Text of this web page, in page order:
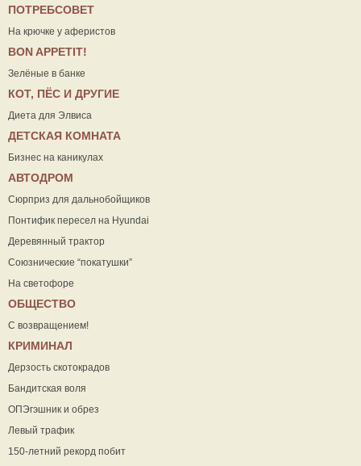
ПОТРЕБСОВЕТ
На крючке у аферистов
ВON APPETIT!
Зелёные в банке
КОТ, ПЁС И ДРУГИЕ
Диета для Элвиса
ДЕТСКАЯ КОМНАТА
Бизнес на каникулах
АВТОДРОМ
Сюрприз для дальнобойщиков
Понтифик пересел на Hyundai
Деревянный трактор
Союзнические “покатушки”
На светофоре
ОБЩЕСТВО
С возвращением!
КРИМИНАЛ
Дерзость скотокрадов
Бандитская воля
ОПЭгэшник и обрез
Левый трафик
150-летний рекорд побит